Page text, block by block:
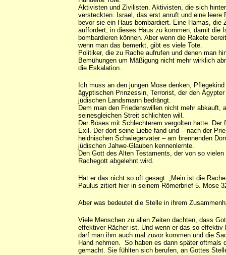
Aktivisten und Zivilisten. Aktivisten, die sich
versteckten. Israel, das erst anruft und eine leere
bevor sie ein Haus bombardiert. Eine Hamas, die
auffordert, in dieses Haus zu kommen, damit die
bombardieren können. Aber wenn die Rakete
wenn man das bemerkt, gibt es viele Tote.
Politiker, die zu Rache aufrufen und denen man
Bemühungen um Mäßigung nicht mehr wirklich
die Eskalation.
Ich muss an den jungen Mose denken, Pflegekind
ägyptischen Prinzessin, Terrorist, der den
jüdischen Landsmann bedrängt.
Dem man den Friedenswillen nicht mehr abkauft,
seinesgleichen Streit schlichten will.
Der Böses mit Schlechterem vergolten hatte. Der
Exil. Der dort seine Liebe fand und – nach der
heidnischen Schwiegervater – am brennenden
jüdischen Jahwe-Glauben kennenlernte.
Den Gott des Alten Testaments, der von so
Rachegott abgelehnt wird.
Hat er das nicht so oft gesagt: „Mein ist die
Paulus zitiert hier in seinem Römerbrief 5. Mose
Aber was bedeutet die Stelle in ihrem
Viele Menschen zu allen Zeiten dachten, dass
effektiver Rächer ist. Und wenn er das so effektiv
darf man ihm auch mal zuvor kommen und die
Hand nehmen. So haben es dann später oftmals
gemacht. Sie fühlten sich berufen, an Gottes